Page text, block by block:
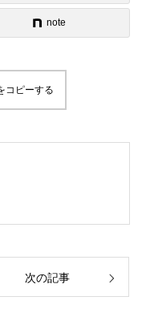
Online Store
Movie
note
コピーする
次の記事